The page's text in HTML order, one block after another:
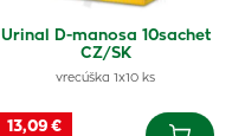
Urinal D-manosa 10sachet
CZ/SK
vrecúška 1x10 ks
13,09 €